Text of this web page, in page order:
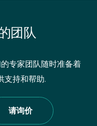
团队
专家团队随时准备着
支持和帮助.
请询价